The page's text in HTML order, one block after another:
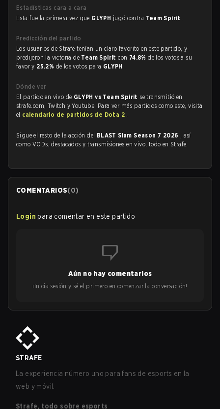
Estadísticas cara a cara
Esta fue la primera vez que GLYPH jugó contra Team Spirit .
Predicción del partido
Los usuarios de Strafe tenían un claro favorito en este partido, y
predijeron la victoria de Team Spiritcon 74.8%de los votos a su
favor y 25.2% de los votos para GLYPH .
Dónde ver
El partido en vivo de GLYPH vs Team Spirit se transmitió en
strafe.com, Twitch y Youtube. Para ver más partidos como este, visita
el calendario de partidos de Dota 2 .
Sigue el resto de la acción del BLAST Slam Season 7 2026 , así
como VODs, destacados y transmisiones en vivo, todo en Strafe.
COMENTARIOS(0)
Login para comentar en este partido
Aún no hay comentarios
¡Inicia sesión y sé el primero en comenzar la conversación!
STRAFE
La experiencia número uno para fans de esports en la
web y móvil.
Strafe, todo sobre esports